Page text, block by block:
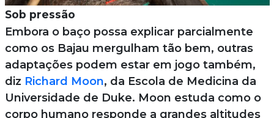
Sob pressão
Embora o baço possa explicar parcialmente
como os Bajau mergulham tão bem, outras
adaptações podem estar em jogo também,
diz Richard Moon, da Escola de Medicina da
Universidade de Duke. Moon estuda como o
corpo humano responde a grandes altitudes